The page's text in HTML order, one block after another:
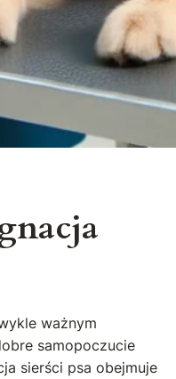
ważnym
samopoczucie
sierści psa obejmuje